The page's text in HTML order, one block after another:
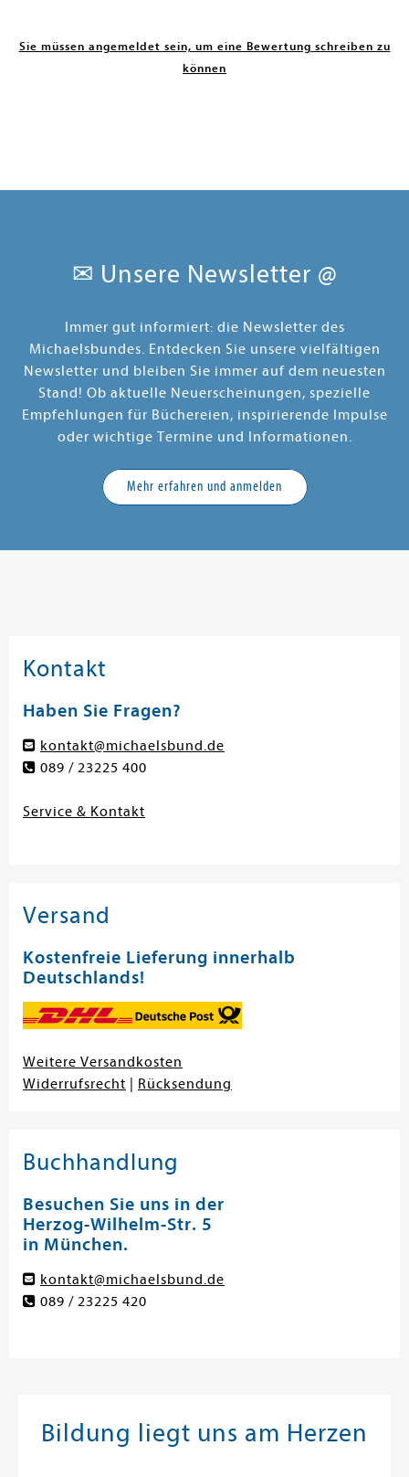
Sie müssen angemeldet sein, um eine Bewertung schreiben zu
können
✉ Unsere Newsletter @
Immer gut informiert: die Newsletter des
Michaelsbundes. Entdecken Sie unsere vielfältigen
Newsletter und bleiben Sie immer auf dem neuesten
Stand! Ob aktuelle Neuerscheinungen, spezielle
Empfehlungen für Büchereien, inspirierende Impulse
oder wichtige Termine und Informationen.
Mehr erfahren und anmelden
Kontakt
Haben Sie Fragen?
kontakt@michaelsbund.de
089 / 23225 400
Service & Kontakt
Versand
Kostenfreie Lieferung innerhalb
Deutschlands!
Weitere Versandkosten
Widerrufsrecht
Rücksendung
Buchhandlung
Besuchen Sie uns in der
Herzog-Wilhelm-Str. 5
in München.
kontakt@michaelsbund.de
089 / 23225 420
Bildung liegt uns am Herzen